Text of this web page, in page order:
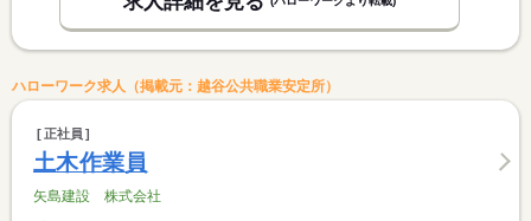
ハローワーク求人（掲載元：越谷公共職業安定所）
正社員
土木作業員
矢島建設 株式会社